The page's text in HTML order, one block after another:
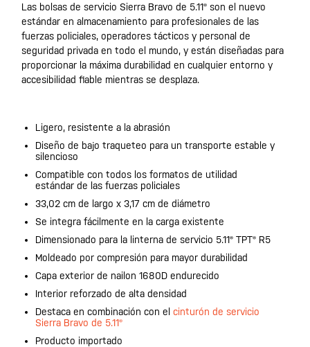
Las bolsas de servicio Sierra Bravo de 5.11® son el nuevo
estándar en almacenamiento para profesionales de las
fuerzas policiales, operadores tácticos y personal de
seguridad privada en todo el mundo, y están diseñadas para
proporcionar la máxima durabilidad en cualquier entorno y
accesibilidad fiable mientras se desplaza.
Ligero, resistente a la abrasión
Diseño de bajo traqueteo para un transporte estable y
silencioso
Compatible con todos los formatos de utilidad
estándar de las fuerzas policiales
33,02 cm de largo x 3,17 cm de diámetro
Se integra fácilmente en la carga existente
Dimensionado para la linterna de servicio 5.11® TPT® R5
Moldeado por compresión para mayor durabilidad
Capa exterior de nailon 1680D endurecido
Interior reforzado de alta densidad
Destaca en combinación con el cinturón de servicio
Sierra Bravo de 5.11®
Producto importado